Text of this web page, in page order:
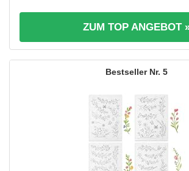
ZUM TOP ANGEBOT
5